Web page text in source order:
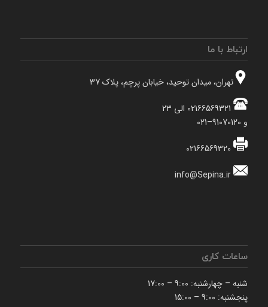
ارتباط با ما
تهران، میدان توحید، خیابان پرچم، پلاک 37
و 91070120–021
02166569320
info@Sepina.ir
ساعات کاری
شنبه – چهارشنبه: 9:00 – 17:00
پنجشنبه: 9:00 – 15:00